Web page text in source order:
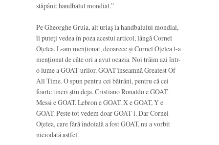
stăpânit handbalul mondial.”
Pe Gheorghe Gruia, alt uriaș la handbalului mondial,
îl puteți vedea în poza acestui articol, lângă Cornel
Oțelea. L-am menționat, deoarece și Cornel Oțelea l-a
menționat de câte ori a avut ocazia. Noi trăim azi într-
o lume a GOAT-urilor. GOAT înseamnă Greatest Of
All Time. O spun pentru cei bătrâni, pentru că cei
foarte tineri știu deja. Cristiano Ronaldo e GOAT.
Messi e GOAT. Lebron e GOAT. X e GOAT, Y e
GOAT. Peste tot vedem doar GOAT-i. Dar Cornel
Oțelea, care fără îndoială a fost GOAT, nu a vorbit
niciodată astfel.